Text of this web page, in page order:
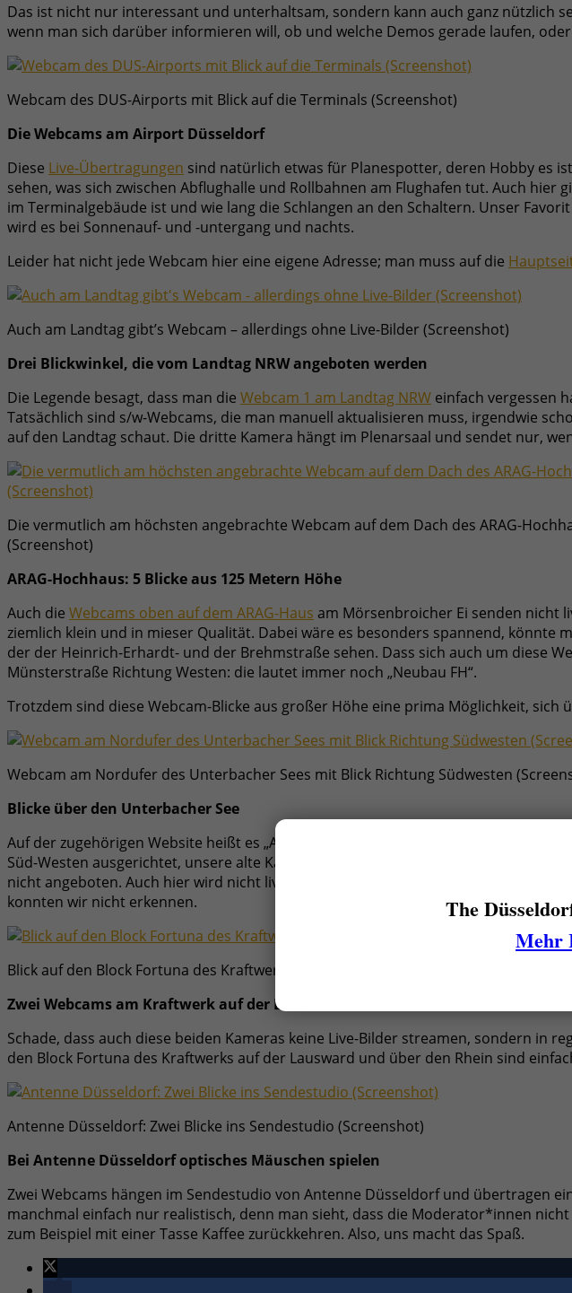
Das ist nicht nur interessant und unterhaltsam, sondern kann auch ganz nützlich
wenn man sich darüber informieren will, ob und welche Demos gerade laufen,
Webcam des DUS-Airports mit Blick auf die Terminals (Screenshot)
Die Webcams am Airport Düsseldorf
Diese Live-Übertragungen sind natürlich etwas für Planespotter, deren Hobby es
sehen, was sich zwischen Abflughalle und Rollbahnen am Flughafen tut. Auch
im Terminalgebäude ist und wie lang die Schlangen an den Schaltern. Unser
wird es bei Sonnenauf- und -untergang und nachts.
Leider hat nicht jede Webcam hier eine eigene Adresse; man muss auf die
Auch am Landtag gibt’s Webcam – allerdings ohne Live-Bilder (Screenshot)
Drei Blickwinkel, die vom Landtag NRW angeboten werden
Die Legende besagt, dass man die Webcam 1 am Landtag NRW einfach vergessen
Tatsächlich sind s/w-Webcams, die man manuell aktualisieren muss, irgendwie
auf den Landtag schaut. Die dritte Kamera hängt im Plenarsaal und sendet nur,
Die vermutlich am höchsten angebrachte Webcam auf dem Dach des ARAG-
(Screenshot)
ARAG-Hochhaus: 5 Blicke aus 125 Metern Höhe
Auch die Webcams oben auf dem ARAG-Haus am Mörsenbroicher Ei senden nicht
ziemlich klein und in mieser Qualität. Dabei wäre es besonders spannend, könnte
der der Heinrich-Erhardt- und der Brehmstraße sehen. Dass sich auch um diese
Münsterstraße Richtung Westen: die lautet immer noch „Neubau FH“.
Trotzdem sind diese Webcam-Blicke aus großer Höhe eine prima Möglichkeit,
Webcam am Nordufer des Unterbacher Sees mit Blick Richtung Südwesten
Blicke über den Unterbacher See
Auf der zugehörigen Website heißt es „Auf dem Dach des Verwaltungsgebäudes
Süd-Westen ausgerichtet, unsere alte Kamera nutzen wir weiterhin für einen Blick
nicht angeboten. Auch hier wird nicht live gestreamt. Gerade morgens und
konnten wir nicht erkennen.
Blick auf den Block Fortuna des Kraftwerks auf der Lausward (Screenshot)
Zwei Webcams am Kraftwerk auf der Lausward
Schade, dass auch diese beiden Kameras keine Live-Bilder streamen, sondern in
den Block Fortuna des Kraftwerks auf der Lausward und über den Rhein sind
Antenne Düsseldorf: Zwei Blicke ins Sendestudio (Screenshot)
Bei Antenne Düsseldorf optisches Mäuschen spielen
Zwei Webcams hängen im Sendestudio von Antenne Düsseldorf und übertragen
manchmal einfach nur realistisch, denn man sieht, dass die Moderator*innen
zum Beispiel mit einer Tasse Kaffee zurückkehren. Also, uns macht das Spaß.
The
Mehr